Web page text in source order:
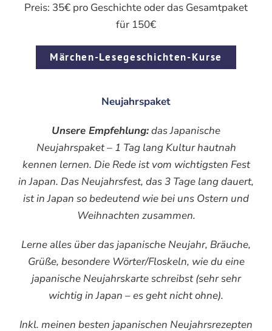
Preis: 35€ pro Geschichte oder das Gesamtpaket
für 150€
Märchen-Lesegeschichten-Kurse
Neujahrspaket
Unsere Empfehlung:das Japanische
Neujahrspaket – 1 Tag lang Kultur hautnah
kennen lernen. Die Rede ist vom wichtigsten Fest
in Japan. Das Neujahrsfest, das 3 Tage lang dauert,
ist in Japan so bedeutend wie bei uns Ostern und
Weihnachten zusammen.
Lerne alles über das japanische Neujahr, Bräuche,
Grüße, besondere Wörter/Floskeln, wie du eine
japanische Neujahrskarte schreibst (sehr sehr
wichtig in Japan – es geht nicht ohne).
Inkl. meinen besten japanischen Neujahrsrezepten